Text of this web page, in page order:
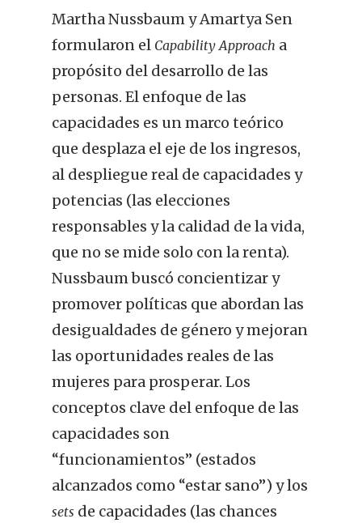
Martha Nussbaum y Amartya Sen
formularon el Capability Approach a
propósito del desarrollo de las
personas. El enfoque de las
capacidades es un marco teórico
que desplaza el eje de los ingresos,
al despliegue real de capacidades y
potencias (las elecciones
responsables y la calidad de la vida,
que no se mide solo con la renta).
Nussbaum buscó concientizar y
promover políticas que abordan las
desigualdades de género y mejoran
las oportunidades reales de las
mujeres para prosperar. Los
conceptos clave del enfoque de las
capacidades son
“funcionamientos” (estados
alcanzados como “estar sano”) y los
sets de capacidades (las chances